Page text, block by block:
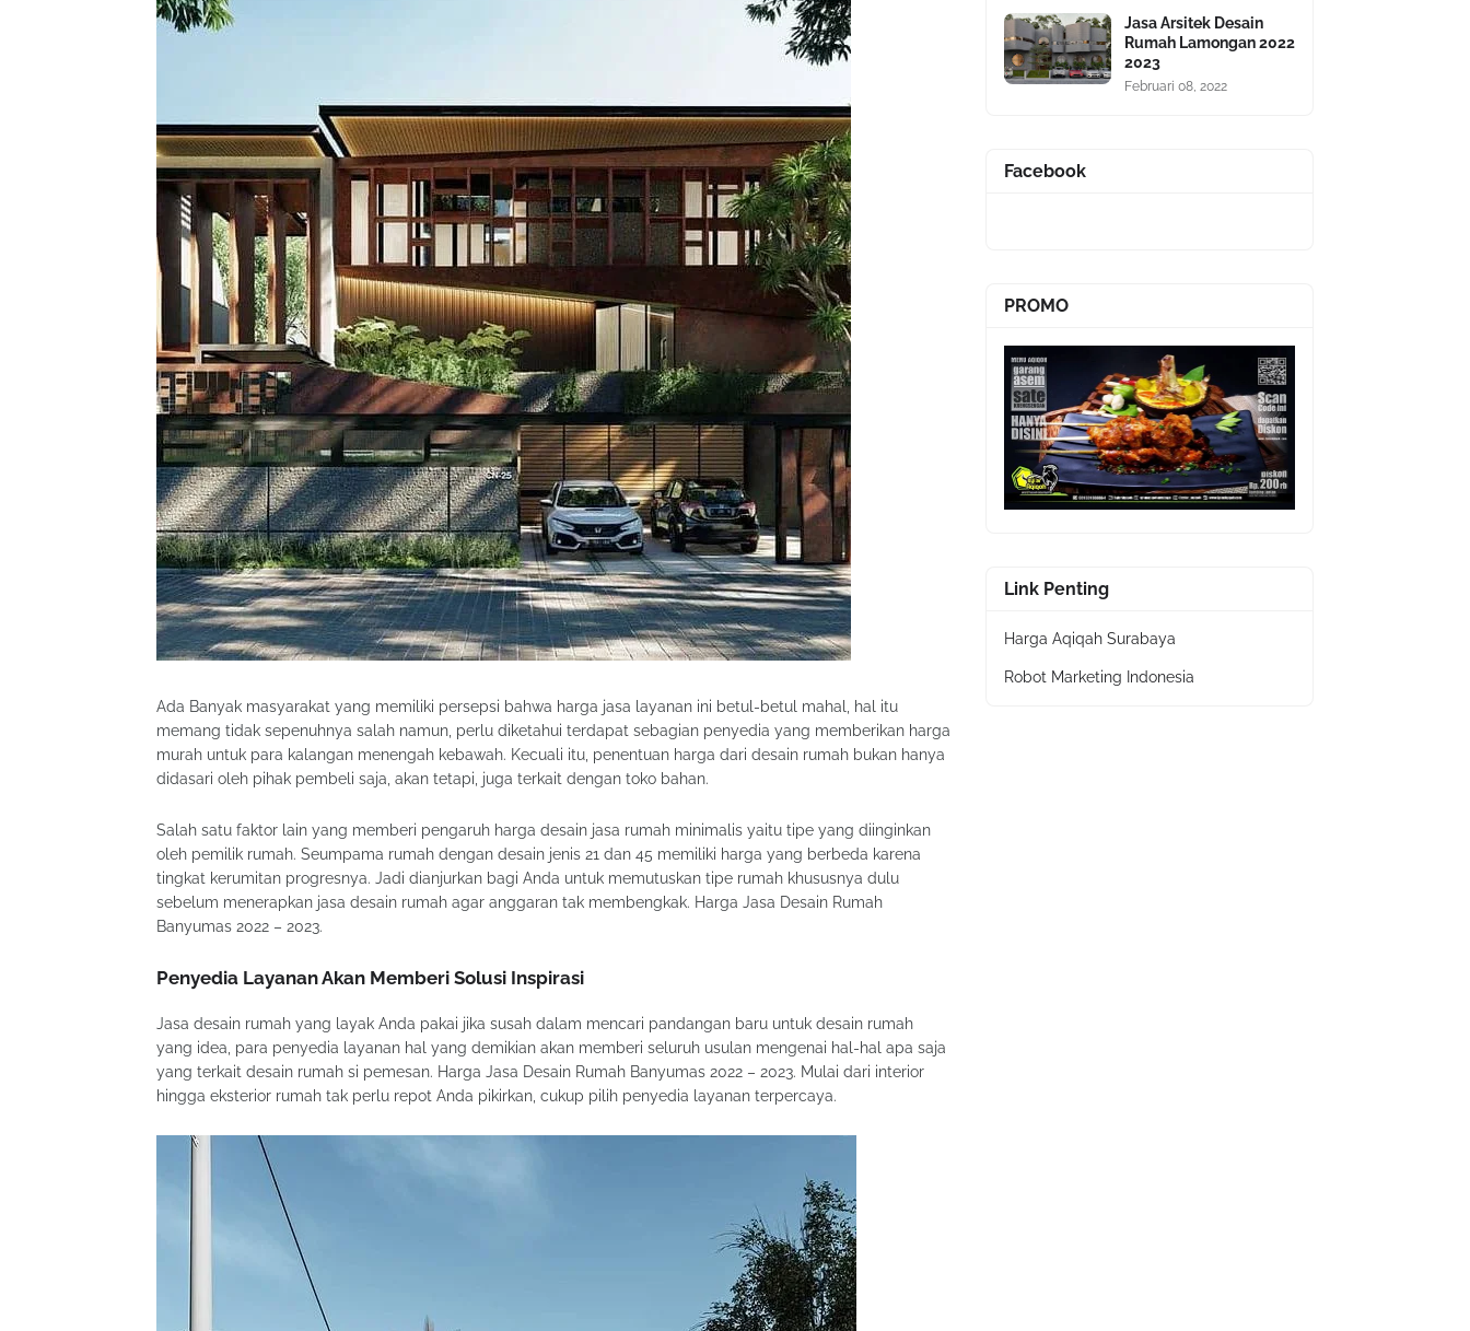
Ada Banyak masyarakat yang memiliki persepsi bahwa harga jasa layanan ini betul-betul mahal, hal itu
memang tidak sepenuhnya salah namun, perlu diketahui terdapat sebagian penyedia yang memberikan harga
murah untuk para kalangan menengah kebawah. Kecuali itu, penentuan harga dari desain rumah bukan hanya
didasari oleh pihak pembeli saja, akan tetapi, juga terkait dengan toko bahan.
Salah satu faktor lain yang memberi pengaruh harga desain jasa rumah minimalis yaitu tipe yang diinginkan
oleh pemilik rumah. Seumpama rumah dengan desain jenis 21 dan 45 memiliki harga yang berbeda karena
tingkat kerumitan progresnya. Jadi dianjurkan bagi Anda untuk memutuskan tipe rumah khususnya dulu
sebelum menerapkan jasa desain rumah agar anggaran tak membengkak. Harga Jasa Desain Rumah
Banyumas 2022 – 2023.
Penyedia Layanan Akan Memberi Solusi Inspirasi
Jasa desain rumah yang layak Anda pakai jika susah dalam mencari pandangan baru untuk desain rumah
yang idea, para penyedia layanan hal yang demikian akan memberi seluruh usulan mengenai hal-hal apa saja
yang terkait desain rumah si pemesan. Harga Jasa Desain Rumah Banyumas 2022 – 2023. Mulai dari interior
hingga eksterior rumah tak perlu repot Anda pikirkan, cukup pilih penyedia layanan terpercaya.
Jasa Arsitek Desain
Rumah Lamongan 2022
2023
Februari 08, 2022
Facebook
PROMO
Link Penting
Harga Aqiqah Surabaya
Robot Marketing Indonesia